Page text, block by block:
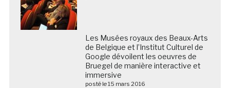
Les Musées royaux des Beaux-Arts
de Belgique et l’Institut Culturel de
Google dévoilent les oeuvres de
Bruegel de manière interactive et
immersive
posté le 15 mars 2016